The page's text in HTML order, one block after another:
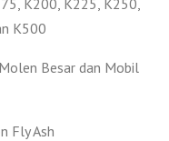
K200, K225, K250,
K500
Besar dan Mobil
Fly Ash